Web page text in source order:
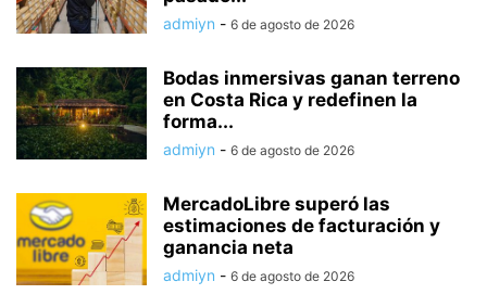
admiyn - 6 de agosto de 2026
Bodas inmersivas ganan terreno
en Costa Rica y redefinen la
forma...
admiyn - 6 de agosto de 2026
MercadoLibre superó las
estimaciones de facturación y
ganancia neta
admiyn - 6 de agosto de 2026